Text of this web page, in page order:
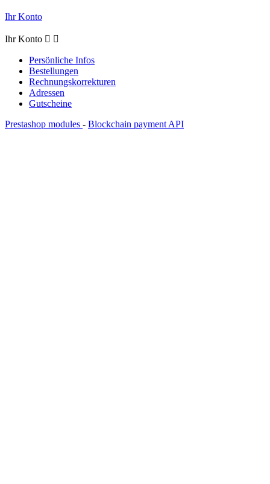
Ihr Konto
Ihr Konto  
Persönliche Infos
Bestellungen
Rechnungskorrekturen
Adressen
Gutscheine
Prestashop modules - Blockchain payment API